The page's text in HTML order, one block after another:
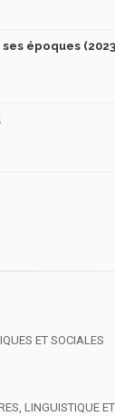
époques
ET SOCIALES
LINGUISTIQUE